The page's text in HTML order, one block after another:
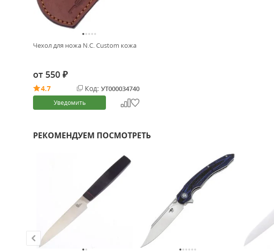
Чехол для ножа N.C. Custom кожа
от 550 ₽
4.7 Код: УТ000034740
Уведомить
РЕКОМЕНДУЕМ ПОСМОТРЕТЬ